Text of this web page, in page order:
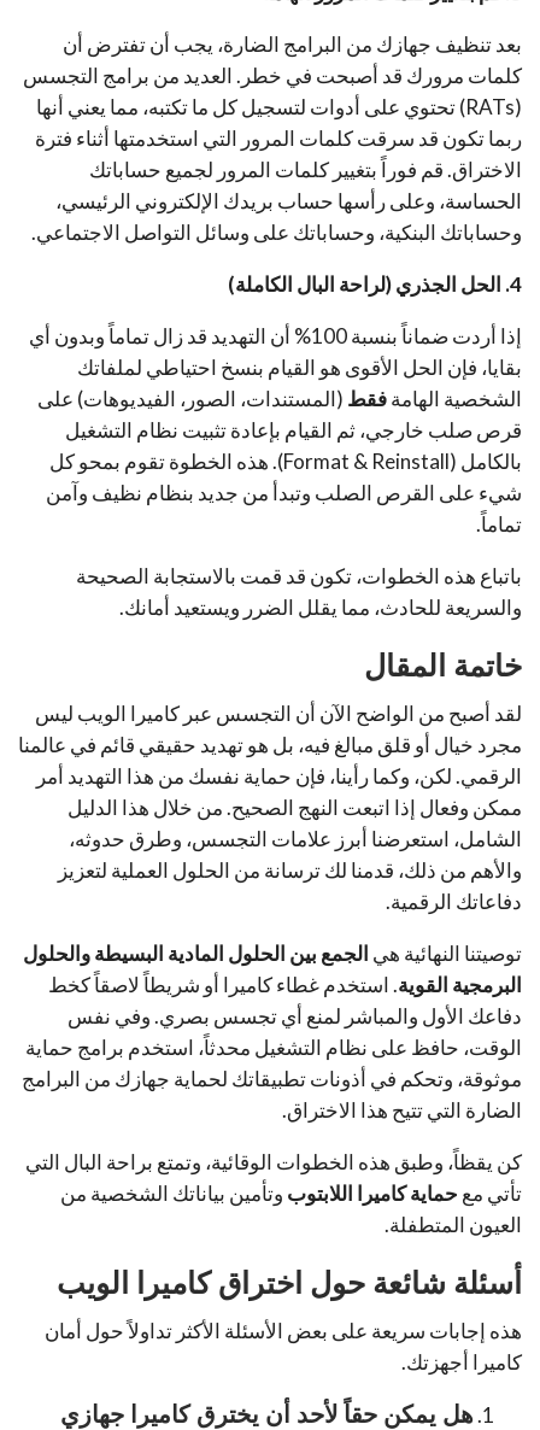
بعد تنظيف جهازك من البرامج الضارة، يجب أن تفترض أن
كلمات مرورك قد أصبحت في خطر.العديد من برامج التجسس
(RATs) تحتوي على أدوات لتسجيل كل ما تكتبه، مما يعني أنها
ربما تكون قد سرقت كلمات المرور التي استخدمتها أثناء فترة
الاختراق.قم فوراً بتغيير كلمات المرور لجميع حساباتك
الحساسة، وعلى رأسها حساب بريدك الإلكتروني الرئيسي،
وحساباتك البنكية، وحساباتك على وسائل التواصل الاجتماعي.
4. الحل الجذري (لراحة البال الكاملة)
إذا أردت ضماناً بنسبة 100% أن التهديد قد زال تماماً وبدون أي
بقايا، فإن الحل الأقوى هو القيام بنسخ احتياطي لملفاتك
الشخصية الهامةفقط (المستندات، الصور، الفيديوهات) على
قرص صلب خارجي، ثم القيام بإعادة تثبيت نظام التشغيل
بالكامل (Format & Reinstall). هذه الخطوة تقوم بمحو كل
شيء على القرص الصلب وتبدأ من جديد بنظام نظيف وآمن
تماماً.
باتباع هذه الخطوات، تكون قد قمت بالاستجابة الصحيحة
والسريعة للحادث، مما يقلل الضرر ويستعيد أمانك.
خاتمة المقال
لقد أصبح من الواضح الآن أن التجسس عبر كاميرا الويب ليس
مجرد خيال أو قلق مبالغ فيه، بل هو تهديد حقيقي قائم في عالمنا
الرقمي.لكن، وكما رأينا، فإن حماية نفسك من هذا التهديد أمر
ممكن وفعال إذا اتبعت النهج الصحيح.من خلال هذا الدليل
الشامل، استعرضنا أبرز علامات التجسس، وطرق حدوثه،
والأهم من ذلك، قدمنا لك ترسانة من الحلول العملية لتعزيز
دفاعاتك الرقمية.
توصيتنا النهائية هي الجمع بين الحلول المادية البسيطة والحلول
البرمجية القوية.استخدم غطاء كاميرا أو شريطاً لاصقاً كخط
دفاعك الأول والمباشر لمنع أي تجسس بصري.وفي نفس
الوقت، حافظ على نظام التشغيل محدثاً، استخدم برامج حماية
موثوقة، وتحكم في أذونات تطبيقاتك لحماية جهازك من البرامج
الضارة التي تتيح هذا الاختراق.
كن يقظاً، وطبق هذه الخطوات الوقائية، وتمتع براحة البال التي
تأتي مع حماية كاميرا اللابتوب وتأمين بياناتك الشخصية من
العيون المتطفلة.
أسئلة شائعة حول اختراق كاميرا الويب
هذه إجابات سريعة على بعض الأسئلة الأكثر تداولاً حول أمان
كاميرا أجهزتك.
هل يمكن حقاً لأحد أن يخترق كاميرا جهازي